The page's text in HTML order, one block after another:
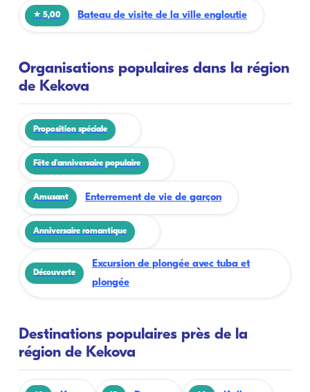
★ 5,00 Bateau de visite de la ville engloutie
Organisations populaires dans la région
de Kekova
Proposition spéciale
Fête d'anniversaire populaire
Amusant Enterrement de vie de garçon
Anniversaire romantique
Découverte
Excursion de plongée avec tuba et
plongée
Destinations populaires près de la
région de Kekova